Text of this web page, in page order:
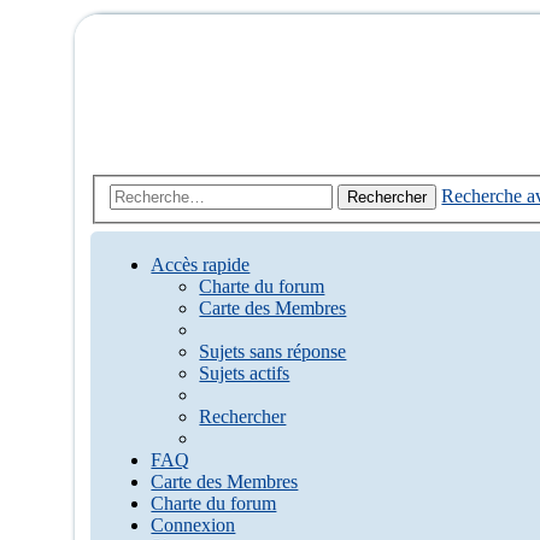
Rechercher Recherche
Accès rapide
Charte du forum
Carte des Membres
Sujets sans réponse
Sujets actifs
Rechercher
FAQ
Carte des Membres
Charte du forum
Connexion